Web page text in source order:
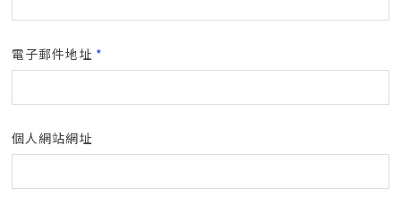
電子郵件地址 *
個人網站網址